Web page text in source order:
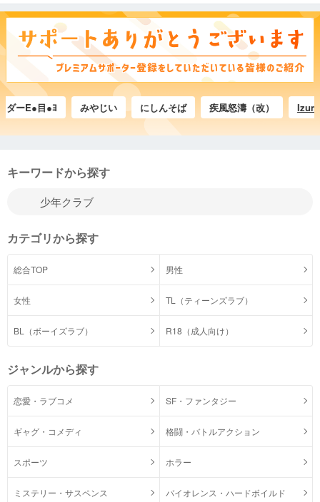
E●目●ﾖ みやじい にしんそば 疾風怒濤（改） Izumi
キーワードから探す
カテゴリから探す
総合TOP 男性
女性 TL（ティーンズラブ）
BL（ボーイズラブ） R18（成人向け）
ジャンルから探す
恋愛・ラブコメ SF・ファンタジー
ギャグ・コメディ 格闘・バトルアクション
スポーツ ホラー
ミステリー・サスペンス バイオレンス・ハードボイルド